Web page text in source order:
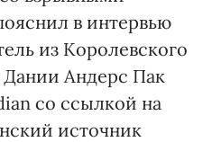
в интервью
из Королевского
Андерс Пак
со ссылкой на
источник